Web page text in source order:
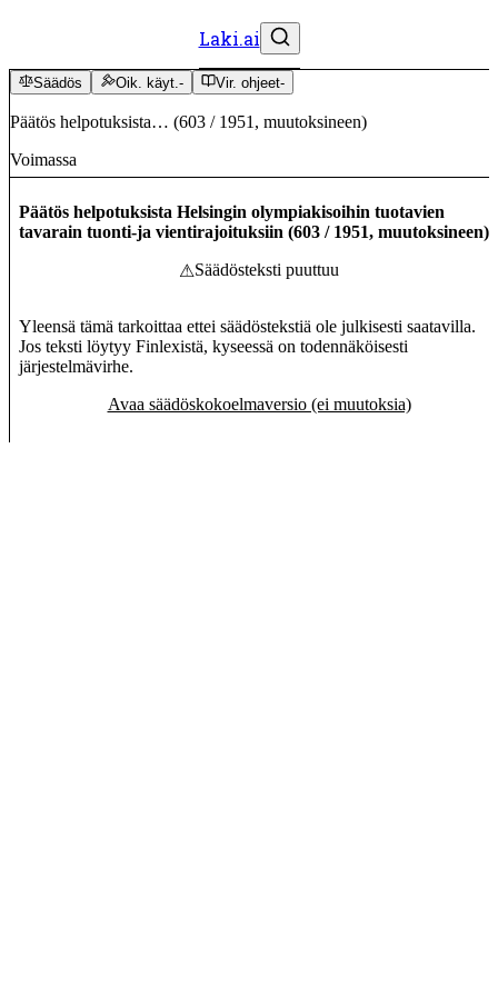
Laki.ai
Säädös Oik. käyt.- Vir. ohjeet-
Päätös helpotuksista… (603 / 1951 , muutoksineen)
Voimassa
Päätös helpotuksista Helsingin olympiakisoihin tuotavien
tavarain tuonti-ja vientirajoituksiin (603 / 1951, muutoksineen)
⚠Säädösteksti puuttuu
Yleensä tämä tarkoittaa ettei säädöstekstiä ole julkisesti saatavilla.
Jos teksti löytyy Finlexistä, kyseessä on todennäköisesti
järjestelmävirhe.
Avaa säädöskokoelmaversio (ei muutoksia)